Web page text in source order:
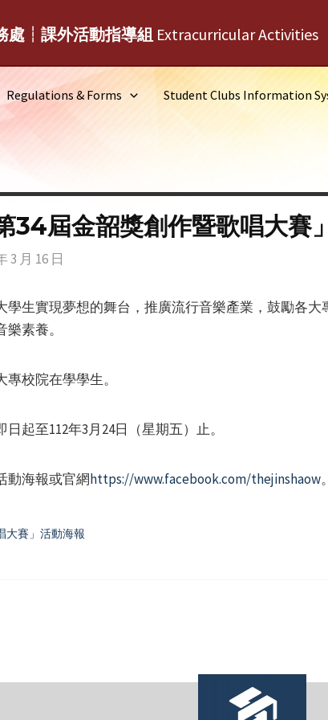
處┆課外活動指導組 Extracurricular Activities
Regulations & Forms Student Clubs Information
34屆金韶獎創作暨歌唱大賽
3 月 16 日
學生實現夢想的舞台，推廣流行音樂產業，鼓勵各
素養。
校院在學學生。
起至112年3月24日（星期五）止。
動海報或官網https://www.facebook.com/thejinshaow。
大賽」活動海報